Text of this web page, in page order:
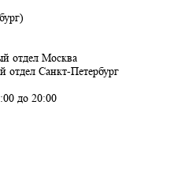
отдел Москва
отдел Санкт-Петербург
до 20:00